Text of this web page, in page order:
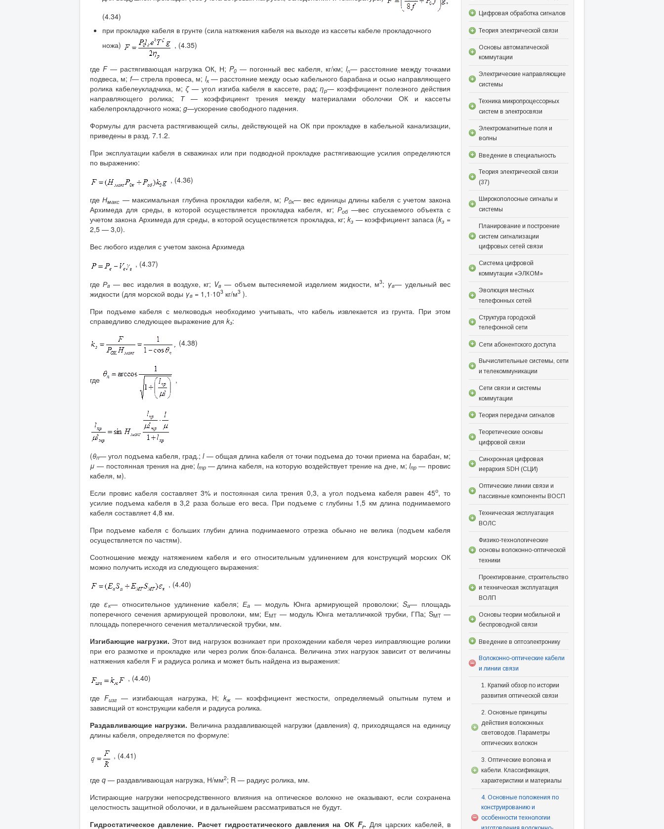
(4.34)
при прокладке кабеля в грунте (сила натяжения кабеля на выходе из кассеты кабеле прокладочного
ножа)
, (4.35)
гдеF— растягивающая нагрузка ОК, Н;P0 — погонный вес кабеля, кг/км; ln— расстояние между точками
подвеса, м; f— стрела провеса, м; lк— расстояние между осью кабельного барабана и осью направляющего
ролика кабелеукладчика, м; ζ— угол изгиба кабеля в кассете, рад;ηр— коэффициент полезного действия
направляющего ролика; Т— коэффициент трения между материалами оболочки ОК и кассеты
кабелепрокладочного ножа; g—ускорение свободного падения.
Формулы для расчета растягивающей силы, действующей на ОК при прокладке в кабельной канализации,
приведены в разд. 7.1.2.
При эксплуатации кабеля в скважинах или при подводной прокладке растягивающие усилия определяются
по выражению:
, (4.36)
гдеНмакс — максимальная глубина прокладки кабеля, м; Р0к— вес единицы длины кабеля с учетом закона
Архимеда для среды, в которой осуществляется прокладка кабеля, кг;Роб—вес спускаемого объекта с
учетом закона Архимеда для среды, в которой осуществляется прокладка, кг;kз — коэффициент запаса (kз =
2,5 — 3,0).
Вес любого изделия с учетом закона Архимеда
, (4.37)
гдеРв — вес изделия в воздухе, кг; Vв — объем вытесняемой изделием жидкости, м3; γв— удельный вес
жидкости (для морской воды γв = 1,1·103 кг/м3 ).
При подъеме кабеля с мелководья необходимо учитывать, что кабель извлекается из грунта. При этом
справедливо следующее выражение для kз:
(4.38)
где ,
(θп— угол подъема кабеля, град.;l— общая длина кабеля от точки подъема до точки приема на барабан, м;
μ — постоянная трения на дне; lтр— длина кабеля, на которую воздействует трение на дне, м;lпр — провис
кабеля, м).
Если провис кабеля составляет 3% и постоянная сила трения 0,3, а угол подъема кабеля равен 45о, то
усилие подъема кабеля в 3,2 раза больше его веса. При подъеме с глубины 1,5 км длина поднимаемого
кабеля составляет 4,8 км.
При подъеме кабеля с больших глубин длина поднимаемого отрезка обычно не велика (подъем кабеля
осуществляется по частям).
Соотношение между натяжением кабеля и его относительным удлинением для конструкций морских ОК
можно получить исходя из следующего выражения:
, (4.40)
гдеεк— относительное удлинение кабеля;Еа — модуль Юнга армирующей проволоки;Sа— площадь
поперечного сечения армирующей проволоки, мм; ЕМТ — модуль Юнга металличккой трубки, ГПа; SMT—
площадь поперечного сечения металлической трубки, мм.
Изгибающие нагрузки. Этот вид нагрузок возникает при прохождении кабеля через ииправляющие ролики
при его размотке и прокладке или через ролик блок-баланса. Величина этих нагрузок зависит от величины
натяжения кабеля F и радиуса ролика и может быть найдена из выражения:
, (4.40)
гдеFизг — изгибающая нагрузка, Н; kж— коэффициент жесткости, определяемый опытным путем и
зависящий от конструкции кабеля и радиуса ролика.
Раздавливающие нагрузки. Величина раздавливающей нагрузки (давления) q, приходящаяся на единицу
длины кабеля, определяется по формуле:
, (4.41)
где q — раздавливающая нагрузка, Н/мм2; R — радиус ролика, мм.
Истирающие нагрузки непосредственного влияния на оптическое волокно не оказывают, если сохранена
целостность защитной оболочки, и в дальнейшем рассматриваться не будут.
Гидростатическое давление. Расчет гидростатического давления на ОК Fr. Для царских кабелей, в
Цифровая обработка сигналов
Теория электрической связи
Основы автоматической
коммутации
Электрические направляющие
системы
Техника микропроцессорных
систем в электросвязи
Электромагнитные поля и
волны
Введение в специальность
Теория электрической связи
(37)
Широкополосные сигналы и
системы
Планирование и построение
систем сигнализации
цифровых сетей связи
Система цифровой
коммутации «ЭЛКОМ»
Эволюция местных
телефонных сетей
Структура городской
телефонной сети
Сети абонентского доступа
Вычислительные системы, сети
и телекоммуникации
Сети связи и системы
коммутации
Теория передачи сигналов
Теоретические основы
цифровой связи
Синхронная цифровая
иерархия SDH (СЦИ)
Оптические линии связи и
пассивные компоненты ВОСП
Техническая эксплуатация
ВОЛС
Физико-технологические
основы волоконно-оптической
техники
Проектирование, строительство
и техническая эксплуатация
ВОЛП
Основы теории мобильной и
беспроводной связи
Введение в оптоэлектронику
Волоконно-оптические кабели
и линии связи
1. Краткий обзор по истории
развития оптической связи
2. Основные принципы
действия волоконных
световодов. Параметры
оптических волокон
3. Оптические волокна и
кабели. Классификация,
характеристики и материалы
4. Основные положения по
конструированию и
особенности технологии